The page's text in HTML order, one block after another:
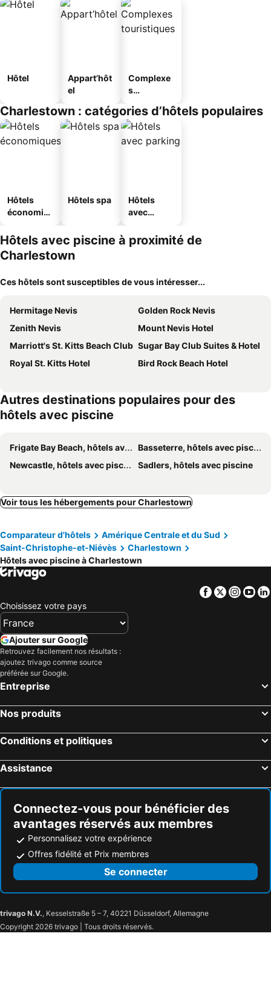
Hôtel
Appart’hôt
el
Complexe
s
s
Charlestown : catégories d’hôtels populaires
Hôtels
économiq
Hôtels spa
Hôtels
avec
Hôtels avec piscine à proximité de
Charlestown
Ces hôtels sont susceptibles de vous intéresser...
Hermitage Nevis
Golden Rock Nevis
Zenith Nevis
Mount Nevis Hotel
Marriott's St. Kitts Beach Club Sugar Bay Club Suites & Hotel
Royal St. Kitts Hotel
Bird Rock Beach Hotel
Autres destinations populaires pour des
hôtels avec piscine
Frigate Bay Beach, hôtels avec piscine
Basseterre, hôtels avec piscine
Newcastle, hôtels avec piscine
Sadlers, hôtels avec piscine
Voir tous les hébergements pour Charlestown
Comparateur d'hôtels
Amérique Centrale et du Sud
Saint-Christophe-et-Niévès
Charlestown
Hôtels avec piscine à Charlestown
Facebook
Twitter
Choisissez votre pays
Ajouter sur Google
Retrouvez facilement nos résultats :
ajoutez trivago comme source
préférée sur Google.
Entreprise
Nos produits
Conditions et politiques
Assistance
Connectez-vous pour bénéficier des
avantages réservés aux membres
Personnalisez votre expérience
Offres fidélité et Prix membres
Se connecter
trivago N.V., Kesselstraße 5 – 7, 40221 Düsseldorf, Allemagne
Copyright 2026 trivago | Tous droits réservés.